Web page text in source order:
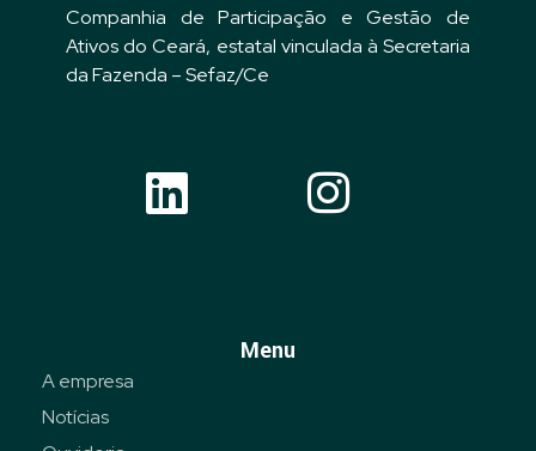
Companhia de Participação e Gestão de
Ativos do Ceará, estatal vinculada à Secretaria
da Fazenda – Sefaz/Ce
Menu
A empresa
Notícias